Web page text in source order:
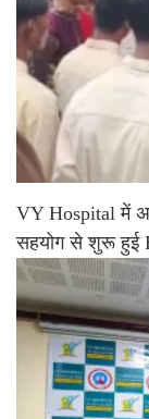
VY Hospital में
सहयोग से शुरू हुई